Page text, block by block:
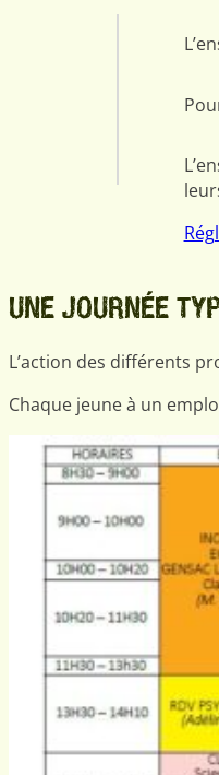
UNE JOURNÉE
L’action des différents
Chaque jeune à un